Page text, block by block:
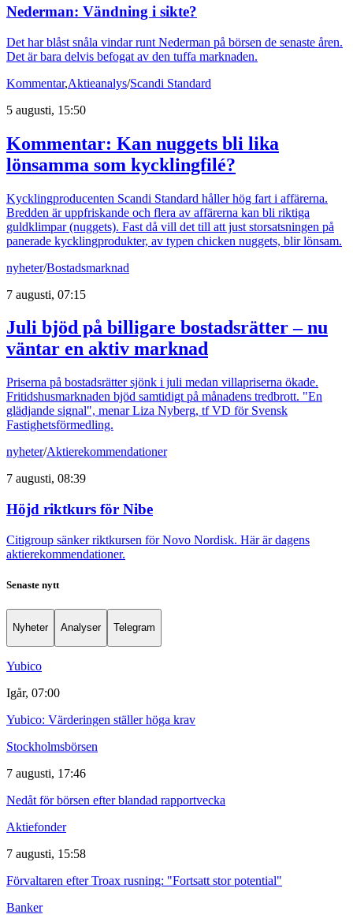
Nederman: Vändning i sikte?
Det har blåst snåla vindar runt Nederman på börsen de senaste åren.
Det är bara delvis befogat av den tuffa marknaden.
Kommentar,Aktieanalys/Scandi Standard
5 augusti, 15:50
Kommentar: Kan nuggets bli lika
lönsamma som kycklingfilé?
Kycklingproducenten Scandi Standard håller hög fart i affärerna.
Bredden är uppfriskande och flera av affärerna kan bli riktiga
guldklimpar (nuggets). Fast då vill det till att just storsatsningen på
panerade kycklingprodukter, av typen chicken nuggets, blir lönsam.
nyheter/Bostadsmarknad
7 augusti, 07:15
Juli bjöd på billigare bostadsrätter – nu
väntar en aktiv marknad
Priserna på bostadsrätter sjönk i juli medan villapriserna ökade.
Fritidshusmarknaden bjöd samtidigt på månadens tredbrott. "En
glädjande signal", menar Liza Nyberg, tf VD för Svensk
Fastighetsförmedling.
nyheter/Aktierekommendationer
7 augusti, 08:39
Höjd riktkurs för Nibe
Citigroup sänker riktkursen för Novo Nordisk. Här är dagens
aktierekommendationer.
Senaste nytt
Nyheter Analyser Telegram
Yubico
Igår, 07:00
Yubico: Värderingen ställer höga krav
Stockholmsbörsen
7 augusti, 17:46
Nedåt för börsen efter blandad rapportvecka
Aktiefonder
7 augusti, 15:58
Förvaltaren efter Troax rusning: "Fortsatt stor potential"
Banker